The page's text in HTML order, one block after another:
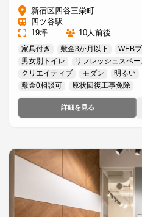
新宿区四谷三栄町
四ツ谷駅
19坪
10人前後
家具付き 敷金3か月以下 WEB
男女別トイレ
リフレッシュスペー
クリエイティブ
モダン 明るい
敷金0相談可
原状回復工事免除
詳細を見る